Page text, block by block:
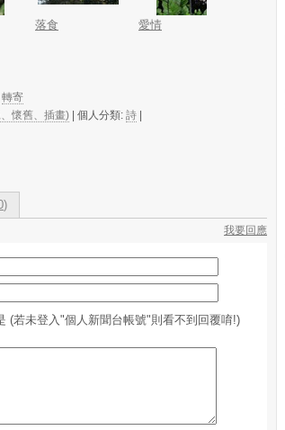
落食 愛情
轉寄
懷舊、插畫) | 個人分類: 詩 |
)
我要回應
(若未登入"個人新聞台帳號"則看不到回覆唷!)